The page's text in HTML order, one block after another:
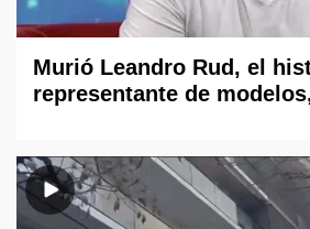
Murió Leandro Rud, el
representante de